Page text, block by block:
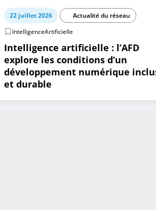
22 juillet 2026
Actualité du réseau
IntelligenceArtificielle
Intelligence artificielle : l’AFD
explore les conditions d’un
développement numérique
et durable